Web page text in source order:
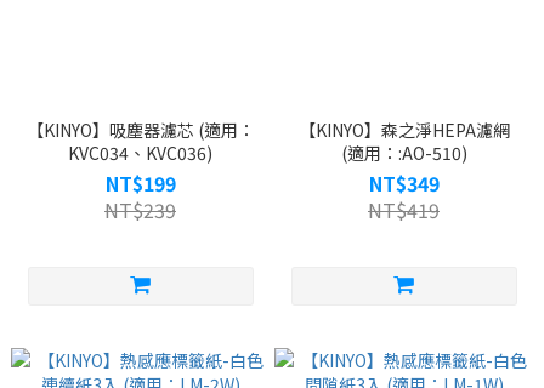
【KINYO】吸塵器濾芯 (適用：
KVC034、KVC036)
NT$199
NT$239
【KINYO】森之淨HEPA濾網
(適用：:AO-510)
NT$349
NT$419